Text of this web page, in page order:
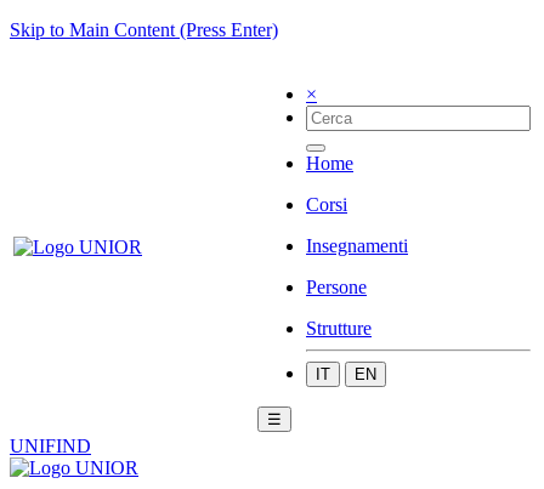
Skip to Main Content (Press Enter)
×
Home
Corsi
Insegnamenti
Persone
Strutture
IT EN
☰
UNIFIND